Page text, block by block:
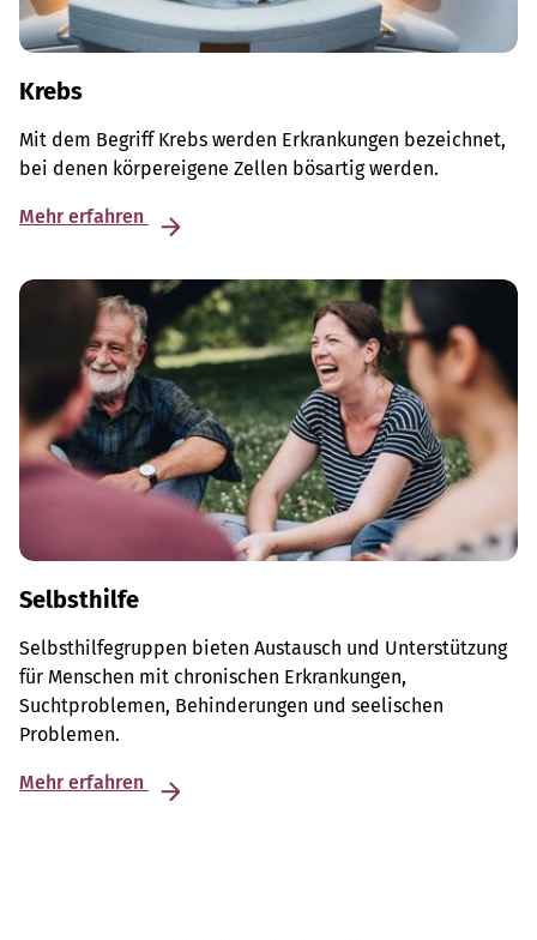
Krebs
Mit dem Begriff Krebs werden Erkrankungen bezeichnet,
bei denen körpereigene Zellen bösartig werden.
Mehr erfahren
Selbsthilfe
Selbsthilfegruppen bieten Austausch und Unterstützung
für Menschen mit chronischen Erkrankungen,
Suchtproblemen, Behinderungen und seelischen
Problemen.
Mehr erfahren